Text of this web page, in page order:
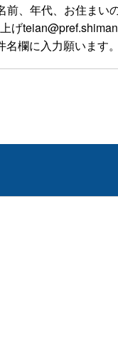
、年代、お住まい
げ
欄に入力願います。